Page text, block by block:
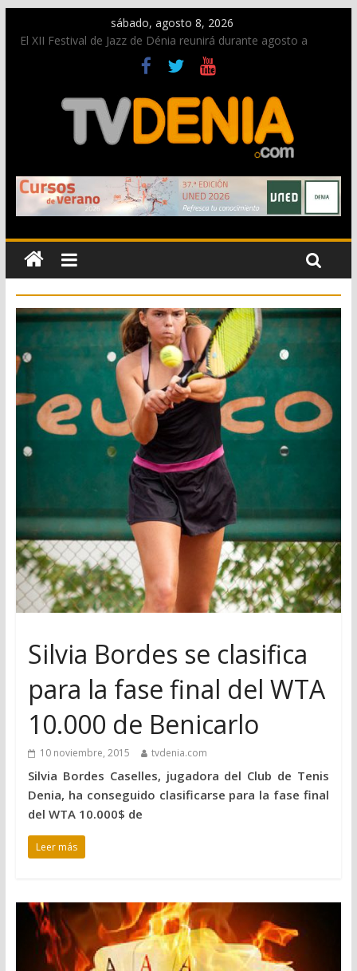
sábado, agosto 8, 2026
El XII Festival de Jazz de Dénia reunirá durante agosto a
figuras nacionales e internacionales en los Jardins de
Una nueva oportunidad para donar sangre en Cruz Roja
El bando moro protagonista en la Segunda Entraeta Festera
Paco Adsuar dona al Arxiu de Dénia más de 50.000 imágenes
La Entraeta Festera llena de ambiente la calle Marqués de
Campo con la recepción a la Capitanía Cristiana
Silvia Bordes se clasifica
para la fase final del WTA
10.000 de Benicarlo
10 noviembre, 2015 tvdenia.com
Silvia Bordes Caselles, jugadora del Club de Tenis
Denia, ha conseguido clasificarse para la fase final
del WTA 10.000$ de
Leer más